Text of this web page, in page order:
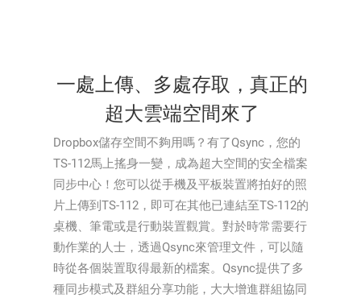
一處上傳、多處存取，真正的
超大雲端空間來了
Dropbox儲存空間不夠用嗎？有了Qsync，您的
TS-112馬上搖身一變，成為超大空間的安全檔案
同步中心！您可以從手機及平板裝置將拍好的照
片上傳到TS-112，即可在其他已連結至TS-112的
桌機、筆電或是行動裝置觀賞。對於時常需要行
動作業的人士，透過Qsync來管理文件，可以隨
時從各個裝置取得最新的檔案。Qsync提供了多
種同步模式及群組分享功能，大大增進群組協同